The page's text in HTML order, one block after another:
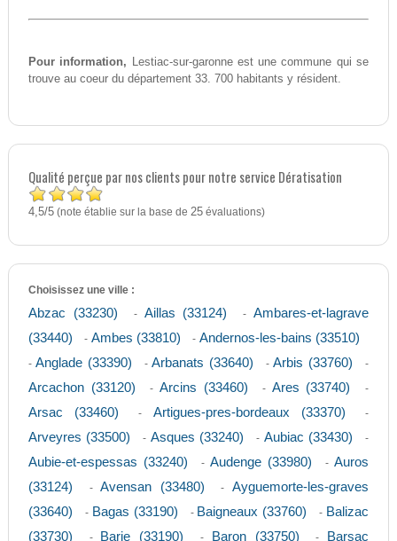
Pour information, Lestiac-sur-garonne est une commune qui se
trouve au coeur du département 33. 700 habitants y résident.
Qualité perçue par nos clients pour notre service Dératisation
4,5/5(note établie sur la base de 25évaluations)
Choisissez une ville :
Abzac (33230) - Aillas (33124) -Ambares-et-lagrave
(33440)
- Ambes (33810) - Andernos-les-bains (33510)
-Anglade (33390) -Arbanats (33640) -Arbis (33760) -
Arcachon (33120) - Arcins (33460) - Ares (33740) -
Arsac (33460) - Artigues-pres-bordeaux (33370) -
Arveyres (33500) - Asques (33240) - Aubiac (33430) -
Aubie-et-espessas (33240) - Audenge (33980) -Auros
(33124)
-Avensan (33480) -Ayguemorte-les-graves
(33640)
- Bagas (33190) - Baigneaux (33760) - Balizac
(33730)
- Barie (33190) - Baron (33750) - Barsac